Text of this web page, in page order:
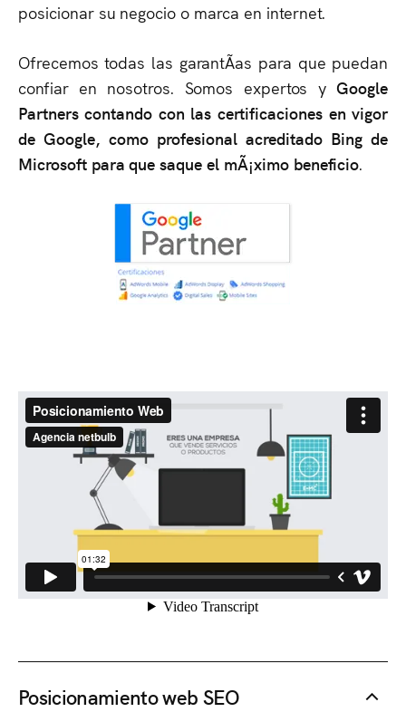
posicionar su negocio o marca en internet.
Ofrecemos todas las garantÃ­as para que puedan
confiar en nosotros. Somos expertos yGoogle
Partners contando con las certificaciones en vigor
de Google, como profesional acreditado Bing de
Microsoft para que saque el mÃ¡ximo beneficio.
Posicionamiento web SEO